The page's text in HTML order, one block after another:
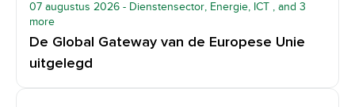
07 augustus 2026 - Dienstensector, Energie, ICT , and 3
more
De Global Gateway van de Europese Unie
uitgelegd